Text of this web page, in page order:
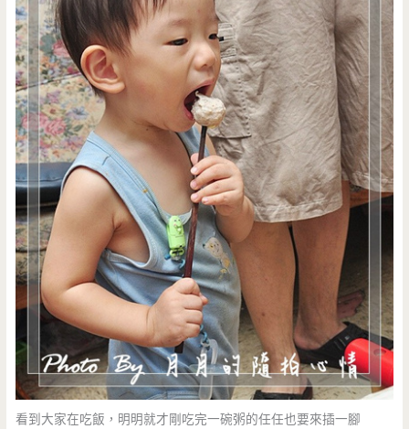
看到大家在吃飯，明明就才剛吃完一碗粥的任任也要來插一腳